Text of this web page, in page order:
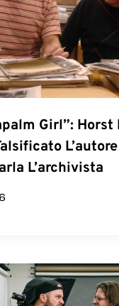
Girl”: Horst
L’archivista